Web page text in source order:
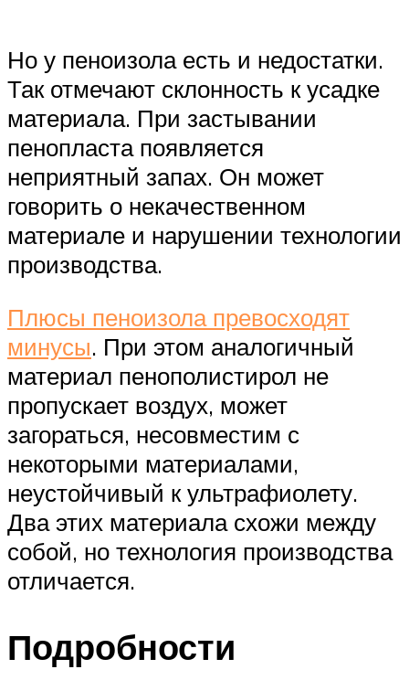
Но у пеноизола есть и недостатки.
Так отмечают склонность к усадке
материала. При застывании
пенопласта появляется
неприятный запах. Он может
говорить о некачественном
материале и нарушении технологии
производства.
Плюсы пеноизола превосходят
минусы. При этом аналогичный
материал пенополистирол не
пропускает воздух, может
загораться, несовместим с
некоторыми материалами,
неустойчивый к ультрафиолету.
Два этих материала схожи между
собой, но технология производства
отличается.
Подробности